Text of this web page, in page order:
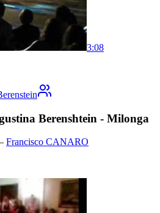
3:08
Berenshtein - Milonga
Francisco CANARO